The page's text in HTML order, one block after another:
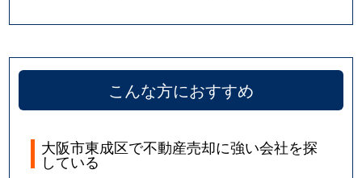
こんな方におすすめ
大阪市東成区で不動産売却に強い会社を探
している